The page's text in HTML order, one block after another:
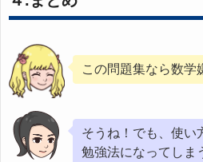
この問題集なら数学
そうね！でも、使い
勉強法になってしま